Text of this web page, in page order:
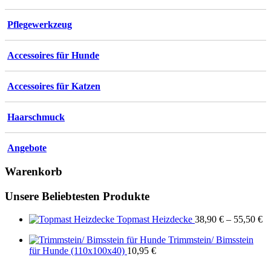
Pflegewerkzeug
Accessoires für Hunde
Accessoires für Katzen
Haarschmuck
Angebote
Warenkorb
Unsere Beliebtesten Produkte
Topmast Heizdecke 38,90 € – 55,50 €
Trimmstein/ Bimsstein
für Hunde (110x100x40) 10,95 €